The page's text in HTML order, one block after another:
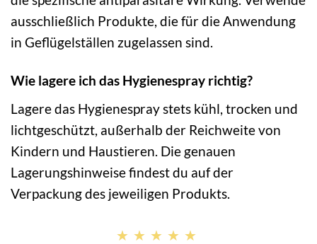
ausschließlich Produkte, die für die Anwendung
in Geflügelställen zugelassen sind.
Wie lagere ich das Hygienespray richtig?
Lagere das Hygienespray stets kühl, trocken und
lichtgeschützt, außerhalb der Reichweite von
Kindern und Haustieren. Die genauen
Lagerungshinweise findest du auf der
Verpackung des jeweiligen Produkts.
★★★★★
★★★★★